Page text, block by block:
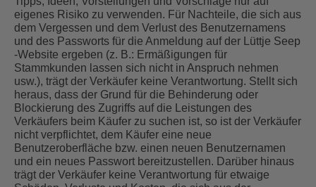
eigenes Risiko zu verwenden. Für Nachteile, die sich aus
dem Vergessen und dem Verlust des Benutzernamens
und des Passworts für die Anmeldung auf der Lüttje Seep
-Website ergeben (z. B.: Ermäßigungen für
Stammkunden lassen sich nicht in Anspruch nehmen
usw.), trägt der Verkäufer keine Verantwortung. Stellt sich
heraus, dass der Grund für die Behinderung oder
Blockierung des Zugriffs auf die Leistungen des
Verkäufers beim Käufer zu suchen ist, so ist der Verkäufer
nicht verpflichtet, dem Käufer eine neue
Benutzeroberfläche bzw. einen neuen Benutzernamen
und ein neues Passwort bereitzustellen. Darüber hinaus
trägt der Verkäufer keine Verantwortung für etwaige